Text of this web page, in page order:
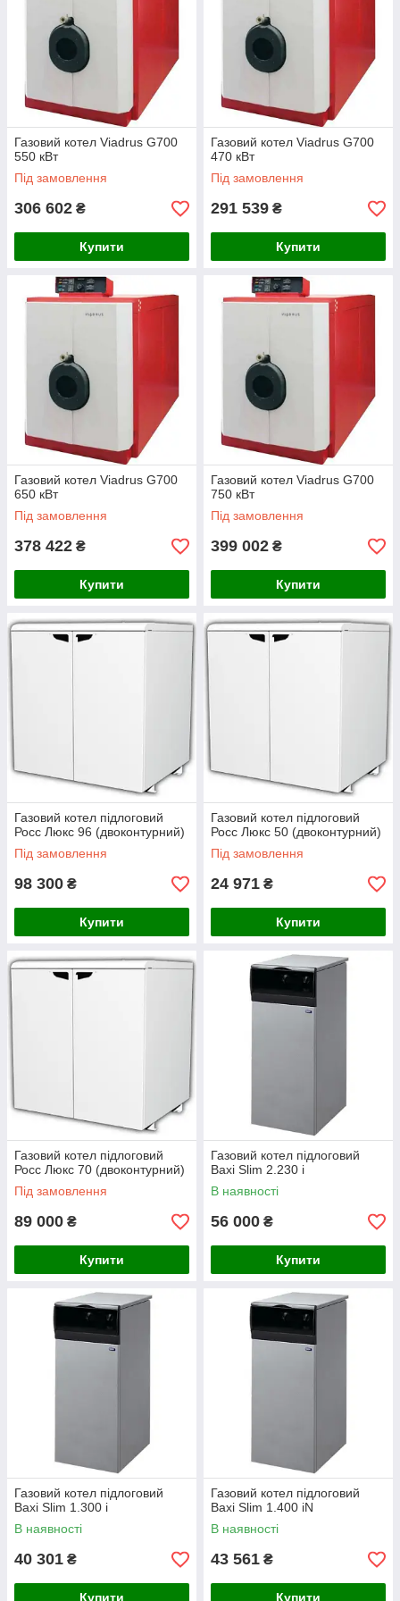
та його циркуляція).
Усі газові підлогові колонки виготовляються з
атмосферний
наддувний/змінний
Навісний/вентиляторний
пальником
Наші інженери-теплотехніки в будь-який час
проконсультують Вас і підкажуть, який саме
опалювальний прилад вибрати
Газовий котел Viadrus G700
550 кВт
Під замовлення
306 602 ₴
Купити
Газовий котел Viadrus G700
470 кВт
Під замовлення
291 539 ₴
Купити
Газовий котел Viadrus G700
650 кВт
Під замовлення
378 422 ₴
Купити
Газовий котел Viadrus G700
750 кВт
Під замовлення
399 002 ₴
Купити
Газовий котел підлоговий
Росс Люкс 96 (двоконтурний)
Під замовлення
98 300 ₴
Купити
Газовий котел підлоговий
Росс Люкс 50 (двоконтурний)
Під замовлення
24 971 ₴
Купити
Газовий котел підлоговий
Росс Люкс 70 (двоконтурний)
Під замовлення
89 000 ₴
Купити
Газовий котел підлоговий
Baxi Slim 2.230 i
В наявності
56 000 ₴
Купити
Газовий котел підлоговий
Baxi Slim 1.300 i
В наявності
40 301 ₴
Купити
Газовий котел підлоговий
Baxi Slim 1.400 iN
В наявності
43 561 ₴
Купити